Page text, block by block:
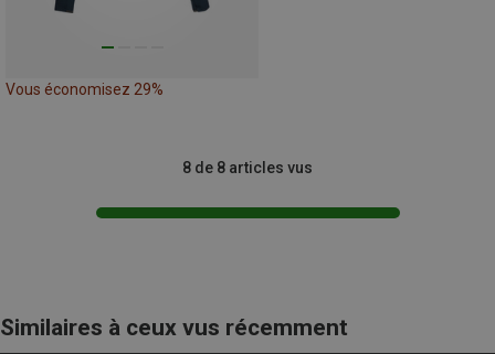
Vous économisez 29%
8 de 8 articles vus
Similaires à ceux vus récemment